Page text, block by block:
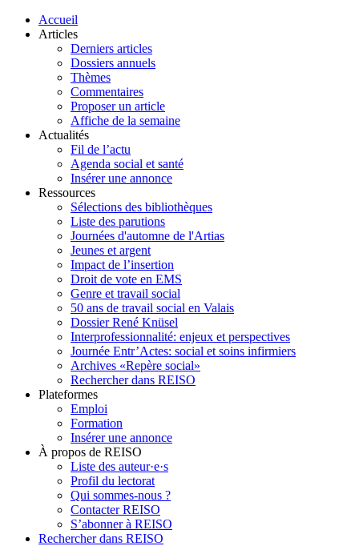
Accueil
Articles
Derniers articles
Dossiers annuels
Thèmes
Commentaires
Proposer un article
Affiche de la semaine
Actualités
Fil de l’actu
Agenda social et santé
Insérer une annonce
Ressources
Sélections des bibliothèques
Liste des parutions
Journées d'automne de l'Artias
Jeunes et argent
Impact de l’insertion
Droit de vote en EMS
Genre et travail social
50 ans de travail social en Valais
Dossier René Knüsel
Interprofessionnalité: enjeux et perspectives
Journée Entr’Actes: social et soins infirmiers
Archives «Repère social»
Rechercher dans REISO
Plateformes
Emploi
Formation
Insérer une annonce
À propos de REISO
Liste des auteur·e·s
Profil du lectorat
Qui sommes-nous ?
Contacter REISO
S’abonner à REISO
Rechercher dans REISO